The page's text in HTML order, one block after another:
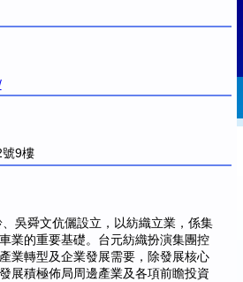
9樓
吳舜文伉儷設立，以紡織立業，係集
業的重要基礎。台元紡織扮演集團控
業轉型及企業發展需要，除發展核心
展積極佈局周邊產業及各項前瞻投資